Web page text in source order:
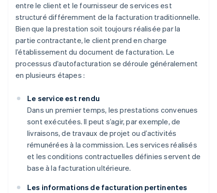
entre le client et le fournisseur de services est
structuré différemment de la facturation traditionnelle.
Bien que la prestation soit toujours réalisée par la
partie contractante, le client prend en charge
l’établissement du document de facturation. Le
processus d’autofacturation se déroule généralement
en plusieurs étapes :
Le service est rendu
Dans un premier temps, les prestations convenues
sont exécutées. Il peut s’agir, par exemple, de
livraisons, de travaux de projet ou d’activités
rémunérées à la commission. Les services réalisés
et les conditions contractuelles définies servent de
base à la facturation ultérieure.
Les informations de facturation pertinentes